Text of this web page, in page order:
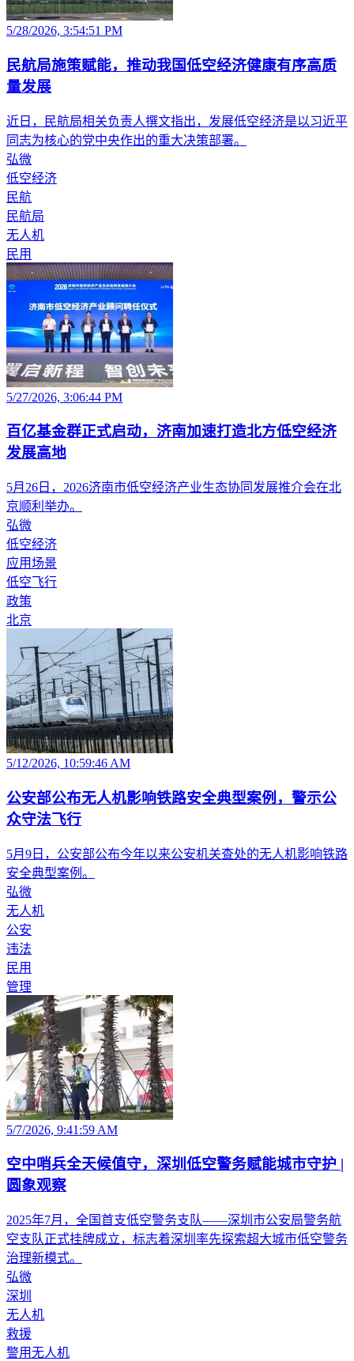
5/28/2026, 3:54:51 PM
民航局施策赋能，推动我国低空经济健康有序高质
量发展
近日，民航局相关负责人撰文指出，发展低空经济是以习近平
同志为核心的党中央作出的重大决策部署。
弘微
低空经济
民航
民航局
无人机
民用
5/27/2026, 3:06:44 PM
百亿基金群正式启动，济南加速打造北方低空经济
发展高地
5月26日，2026济南市低空经济产业生态协同发展推介会在北
京顺利举办。
弘微
低空经济
应用场景
低空飞行
政策
北京
5/12/2026, 10:59:46 AM
公安部公布无人机影响铁路安全典型案例，警示公
众守法飞行
5月9日，公安部公布今年以来公安机关查处的无人机影响铁路
安全典型案例。
弘微
无人机
公安
违法
民用
管理
5/7/2026, 9:41:59 AM
空中哨兵全天候值守，深圳低空警务赋能城市守护 |
圆象观察
2025年7月，全国首支低空警务支队——深圳市公安局警务航
空支队正式挂牌成立，标志着深圳率先探索超大城市低空警务
治理新模式。
弘微
深圳
无人机
救援
警用无人机